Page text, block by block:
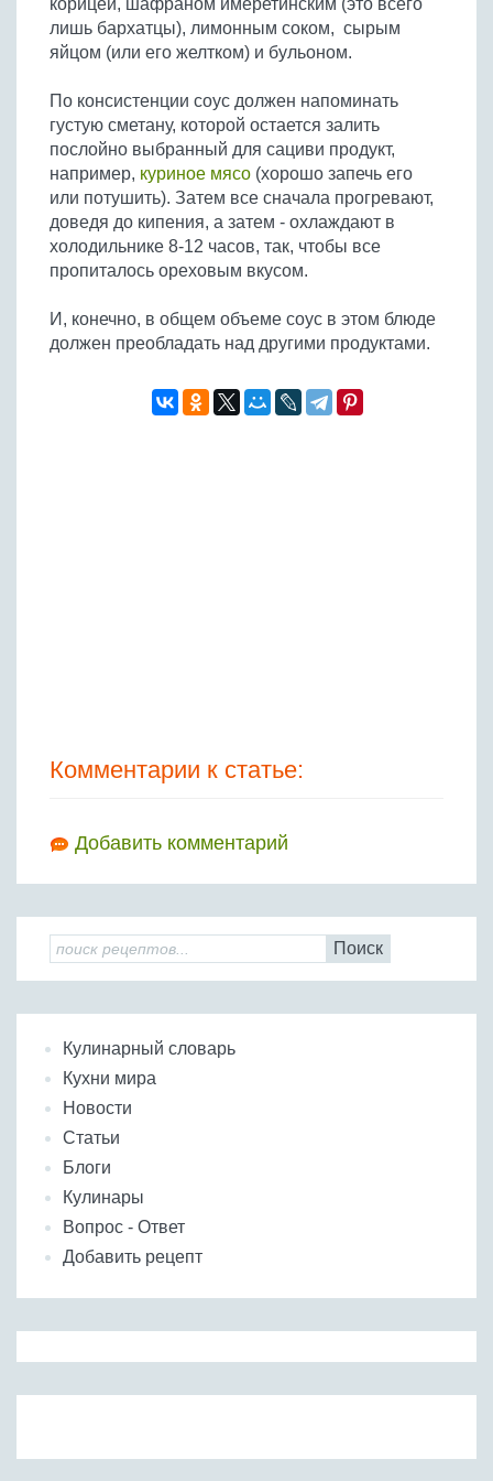
Бобовые
Яйца
корицей, шафраном имеретинским (это всего
лишь бархатцы), лимонным соком, сырым
яйцом (или его желтком) и бульоном.
По консистенции соус должен напоминать
густую сметану, которой остается залить
послойно выбранный для сациви продукт,
например, куриное мясо (хорошо запечь его
или потушить). Затем все сначала прогревают,
доведя до кипения, а затем - охлаждают в
холодильнике 8-12 часов, так, чтобы все
пропиталось ореховым вкусом.
И, конечно, в общем объеме соус в этом блюде
должен преобладать над другими продуктами.
Комментарии к статье:
Добавить комментарий
Поиск
Кулинарный словарь
Кухни мира
Новости
Статьи
Блоги
Кулинары
Вопрос - Ответ
Добавить рецепт